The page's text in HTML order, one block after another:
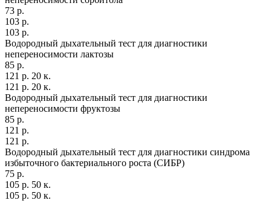
73 р.
103 р.
103 р.
Водородный дыхательный тест для диагностики
непереносимости лактозы
85 р.
121 р. 20 к.
121 р. 20 к.
Водородный дыхательный тест для диагностики
непереносимости фруктозы
85 р.
121 р.
121 р.
Водородный дыхательный тест для диагностики синдрома
избыточного бактериального роста (СИБР)
75 р.
105 р. 50 к.
105 р. 50 к.